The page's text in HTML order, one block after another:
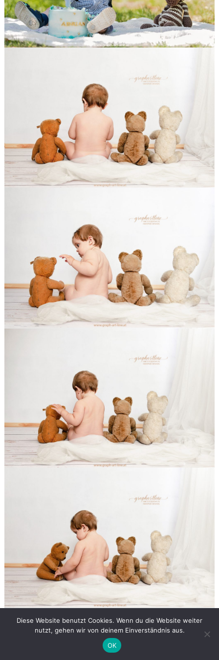
Diese Website benutzt Cookies. Wenn du die Website weiter
nutzt, gehen wir von deinem Einverständnis aus.
OK